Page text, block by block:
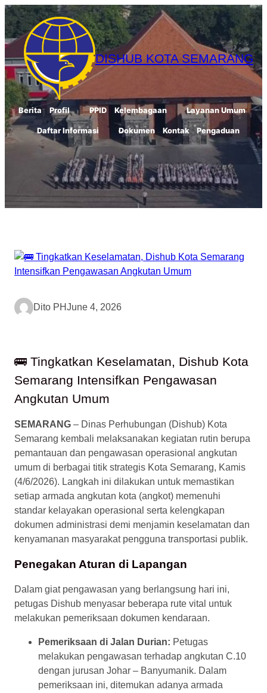
Skip
to
content
DISHUB KOTA SEMARANG
Berita Profil PPID Kelembagaan Layanan Umum
Daftar Informasi Dokumen Kontak Pengaduan
Dito PHJune 4, 2026
🚌 Tingkatkan Keselamatan, Dishub Kota
Semarang Intensifkan Pengawasan
Angkutan Umum
SEMARANG – Dinas Perhubungan (Dishub) Kota
Semarang kembali melaksanakan kegiatan rutin berupa
pemantauan dan pengawasan operasional angkutan
umum di berbagai titik strategis Kota Semarang, Kamis
(4/6/2026). Langkah ini dilakukan untuk memastikan
setiap armada angkutan kota (angkot) memenuhi
standar kelayakan operasional serta kelengkapan
dokumen administrasi demi menjamin keselamatan dan
kenyamanan masyarakat pengguna transportasi publik.
Penegakan Aturan di Lapangan
Dalam giat pengawasan yang berlangsung hari ini,
petugas Dishub menyasar beberapa rute vital untuk
melakukan pemeriksaan dokumen kendaraan.
Pemeriksaan di Jalan Durian: Petugas
melakukan pengawasan terhadap angkutan C.10
dengan jurusan Johar – Banyumanik. Dalam
pemeriksaan ini, ditemukan adanya armada